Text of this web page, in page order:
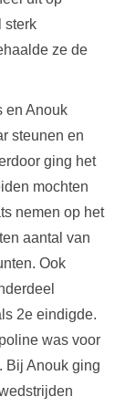
sterk
ze de
en Anouk
steunen en
ging het
mochten
nemen op het
aantal van
Ook
2e eindigde.
was voor
Bij Anouk ging